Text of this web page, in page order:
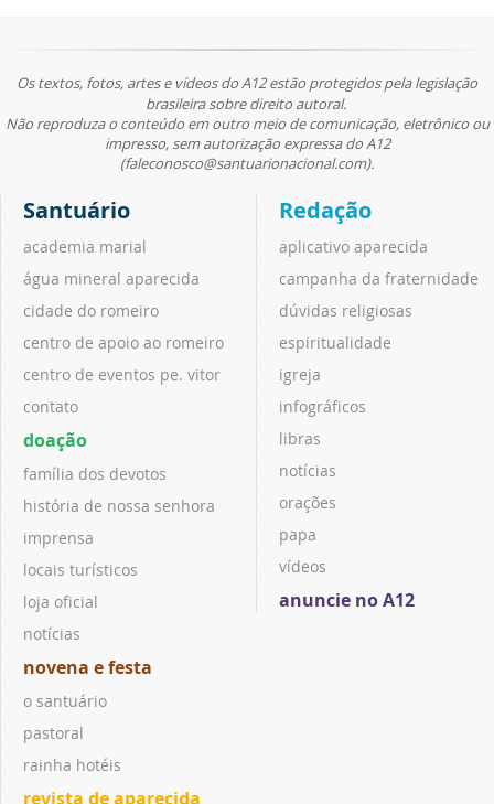
Os textos, fotos, artes e vídeos do A12 estão protegidos pela legislação
brasileira sobre direito autoral.
Não reproduza o conteúdo em outro meio de comunicação, eletrônico ou
impresso, sem autorização expressa do A12
(faleconosco@santuarionacional.com).
Santuário
academia marial
água mineral aparecida
cidade do romeiro
centro de apoio ao romeiro
centro de eventos pe. vitor
contato
doação
família dos devotos
história de nossa senhora
imprensa
locais turísticos
loja oficial
notícias
novena e festa
o santuário
pastoral
rainha hotéis
revista de aparecida
Redação
aplicativo aparecida
campanha da fraternidade
dúvidas religiosas
espiritualidade
igreja
infográficos
libras
notícias
orações
papa
vídeos
anuncie no A12